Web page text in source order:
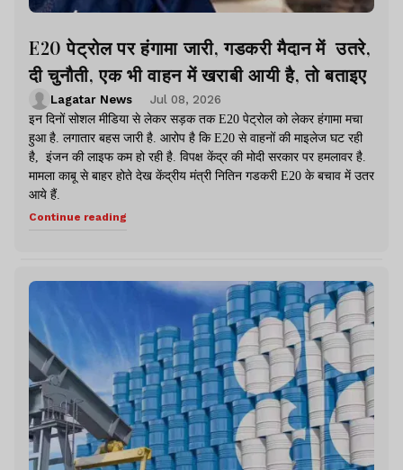
E20 पेट्रोल पर हंगामा जारी, गडकरी मैदान में उतरे,
दी चुनौती, एक भी वाहन में खराबी आयी है, तो बताइए
Lagatar News
Jul 08, 2026
इन दिनों सोशल मीडिया से लेकर सड़क तक E20 पेट्रोल को लेकर हंगामा मचा
हुआ है. लगातार बहस जारी है. आरोप है कि E20 से वाहनों की माइलेज घट रही
है, इंजन की लाइफ कम हो रही है. विपक्ष केंद्र की मोदी सरकार पर हमलावर है.
मामला काबू से बाहर होते देख केंद्रीय मंत्री नितिन गडकरी E20 के बचाव में उतर
आये हैं.
Continue reading